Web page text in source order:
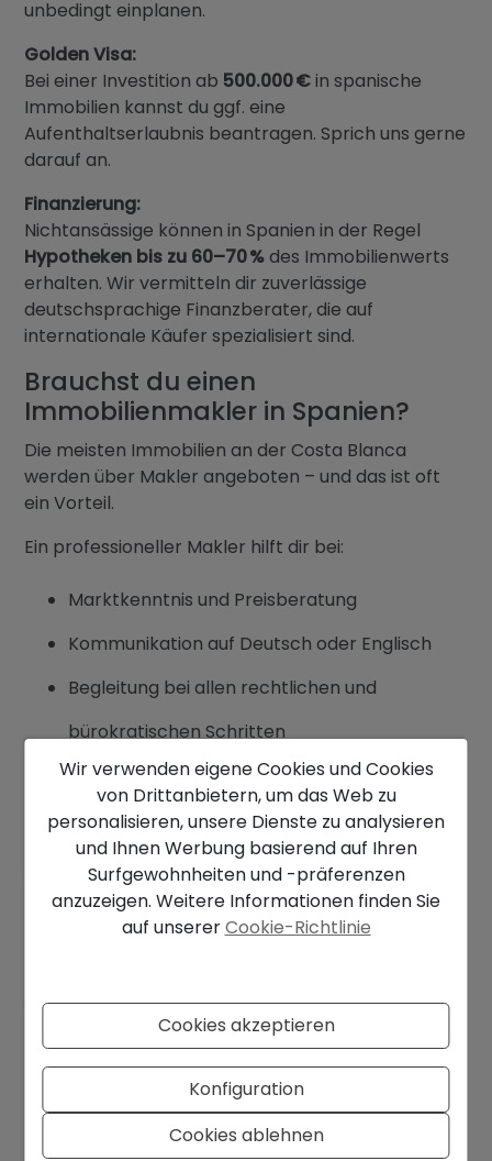
unbedingt einplanen.
Golden Visa:
Bei einer Investition ab 500.000 €in spanische
Immobilien kannst du ggf. eine
Aufenthaltserlaubnis beantragen. Sprich uns gerne
darauf an.
Finanzierung:
Nichtansässige können in Spanien in der Regel
Hypotheken bis zu 60–70 %des Immobilienwerts
erhalten. Wir vermitteln dir zuverlässige
deutschsprachige Finanzberater, die auf
internationale Käufer spezialisiert sind.
Brauchst du einen
Immobilienmakler in Spanien?
Die meisten Immobilien an der Costa Blanca
werden über Makler angeboten – und das ist oft
ein Vorteil.
Ein professioneller Makler hilft dir bei:
Marktkenntnis und Preisberatung
Kommunikation auf Deutsch oder Englisch
Begleitung bei allen rechtlichen und
bürokratischen Schritten
Kontakten zu vertrauenswürdigen lokalen
Dienstleistern
Aber: Nicht jeder Makler ist gleich seriös.
Da der Markt in Spanien noch relativ wenig
reguliert ist, solltest du eine registrierte Agentur
Group sind seit über 30 Jahren in der Region tätig –
mit einem Ruf, der auf Vertrauen, Transparenz und
messbaren Ergebnissen basiert.
Häufige Fehler beim
Immobilienkauf in Spanien
Wir verwenden eigene Cookies und Cookies
von Drittanbietern, um das Web zu
personalisieren, unsere Dienste zu analysieren
und Ihnen Werbung basierend auf Ihren
Surfgewohnheiten und -präferenzen
anzuzeigen. Weitere Informationen finden Sie
auf unsererCookie-Richtlinie
Cookies akzeptieren
Konfiguration
Cookies ablehnen